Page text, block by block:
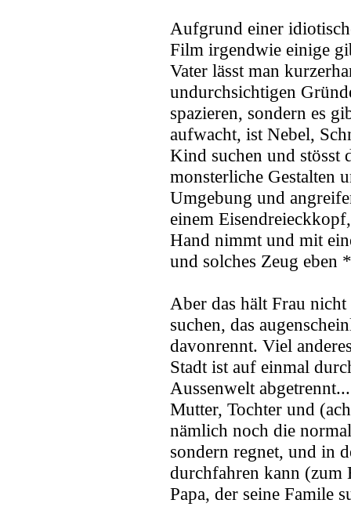
Aufgrund einer
Film irgendwie einige
Vater lässt man
undurchsichtigen
spazieren, sondern es
aufwacht, ist Nebel,
Kind suchen und stösst
monsterliche Gestalten
Umgebung und
einem
Hand nimmt und mit
und solches Zeug eben
Aber das hält Frau
suchen, das
davonrennt. Viel
Stadt ist auf einmal
Aussenwelt
Mutter, Tochter und
nämlich noch die
sondern regnet, und in
durchfahren kann (zum
Papa, der seine Famile